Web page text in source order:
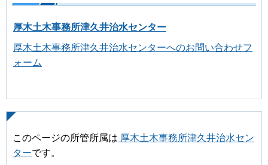
厚木土木事務所津久井治水センター
厚木土木事務所津久井治水センターへのお問い合わせフ
ォーム
このページの所管所属は 厚木土木事務所津久井治水セン
ターです。